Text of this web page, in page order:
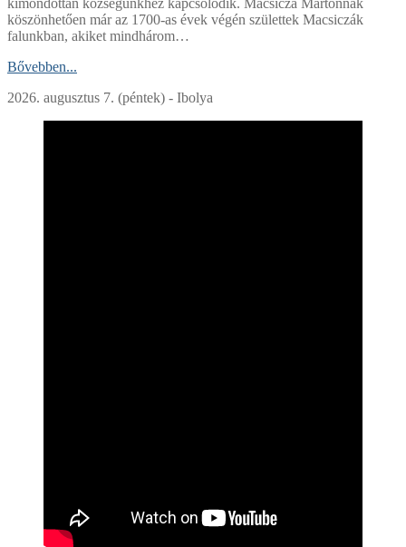
köszönhetően már az 1700-as évek végén születtek Macsiczák
falunkban, akiket mindhárom…
Bővebben...
2026. augusztus 7. (péntek) - Ibolya